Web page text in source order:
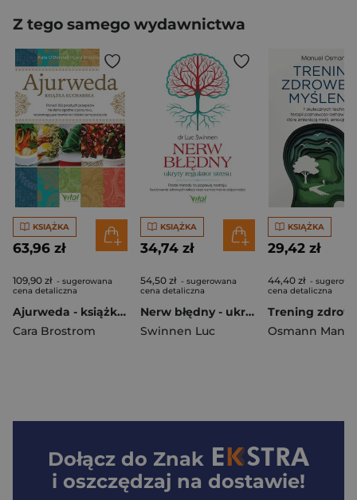
Z tego samego wydawnictwa
KSIĄŻKA
63,96 zł
109,90 zł - sugerowana
cena detaliczna
Ajurweda - książka kucharska. Ponad 100 prostych przepisów na dania zgodne z porą roku, wspomagające trawienie i dobre samopoczucie
Cara Brostrom
KSIĄŻKA
34,74 zł
54,50 zł - sugerowana
cena detaliczna
Nerw błędny - ukryty regulator stresu
Swinnen Luc
KSIĄŻKA
29,42 zł
44,40 zł -
cena detaliczna
Osmann
Dołącz do Znak
i oszczędzaj na dostawie!